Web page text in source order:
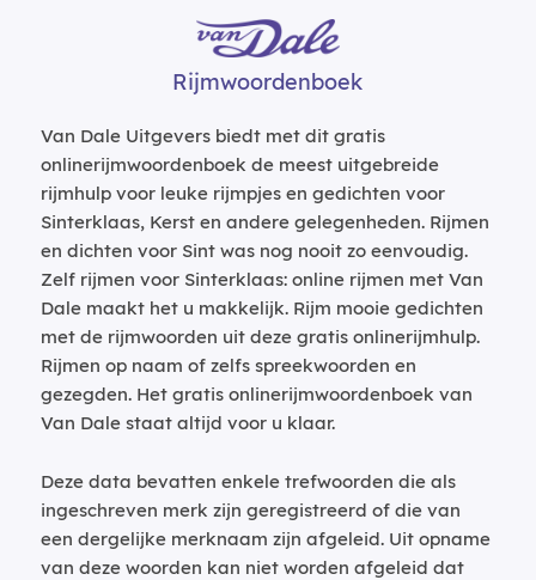
Rijmwoordenboek
Van Dale Uitgevers biedt met dit gratis
onlinerijmwoordenboek de meest uitgebreide
rijmhulp voor leuke rijmpjes en gedichten voor
Sinterklaas, Kerst en andere gelegenheden. Rijmen
en dichten voor Sint was nog nooit zo eenvoudig.
Zelf rijmen voor Sinterklaas: online rijmen met Van
Dale maakt het u makkelijk. Rijm mooie gedichten
met de rijmwoorden uit deze gratis onlinerijmhulp.
Rijmen op naam of zelfs spreekwoorden en
gezegden. Het gratis onlinerijmwoordenboek van
Van Dale staat altijd voor u klaar.
Deze data bevatten enkele trefwoorden die als
ingeschreven merk zijn geregistreerd of die van
een dergelijke merknaam zijn afgeleid. Uit opname
van deze woorden kan niet worden afgeleid dat